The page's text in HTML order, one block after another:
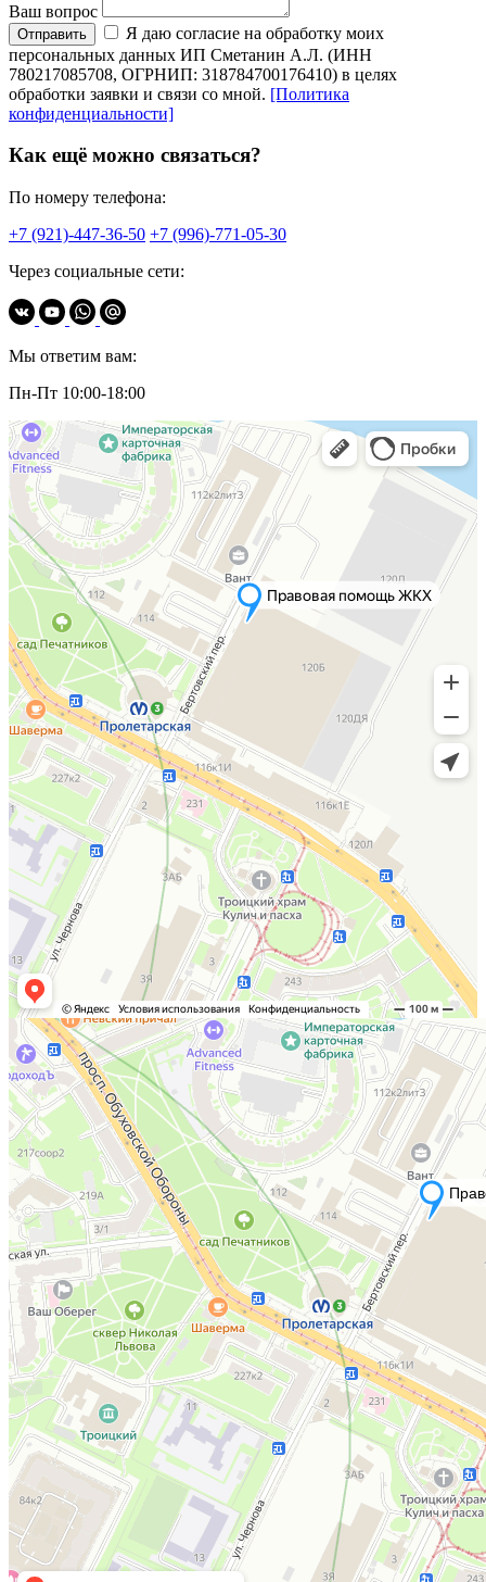
Ваш вопрос
Отправить
Я даю согласие на обработку моих
персональных данных ИП Сметанин А.Л. (ИНН
780217085708, ОГРНИП: 318784700176410) в целях
обработки заявки и связи со мной. [Политика
конфиденциальности]
Как ещё можно связаться?
По номеру телефона:
+7 (921)-447-36-50 +7 (996)-771-05-30
Через социальные сети:
Мы ответим вам:
Пн-Пт 10:00-18:00